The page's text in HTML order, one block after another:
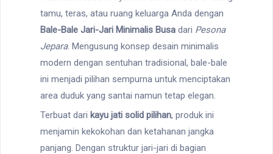
tamu, teras, atau ruang keluarga Anda dengan
Bale-Bale Jari-Jari Minimalis Busa dari Pesona
Jepara. Mengusung konsep desain minimalis
modern dengan sentuhan tradisional, bale-bale
ini menjadi pilihan sempurna untuk menciptakan
area duduk yang santai namun tetap elegan.
Terbuat dari kayu jati solid pilihan, produk ini
menjamin kekokohan dan ketahanan jangka
panjang. Dengan struktur jari-jari di bagian